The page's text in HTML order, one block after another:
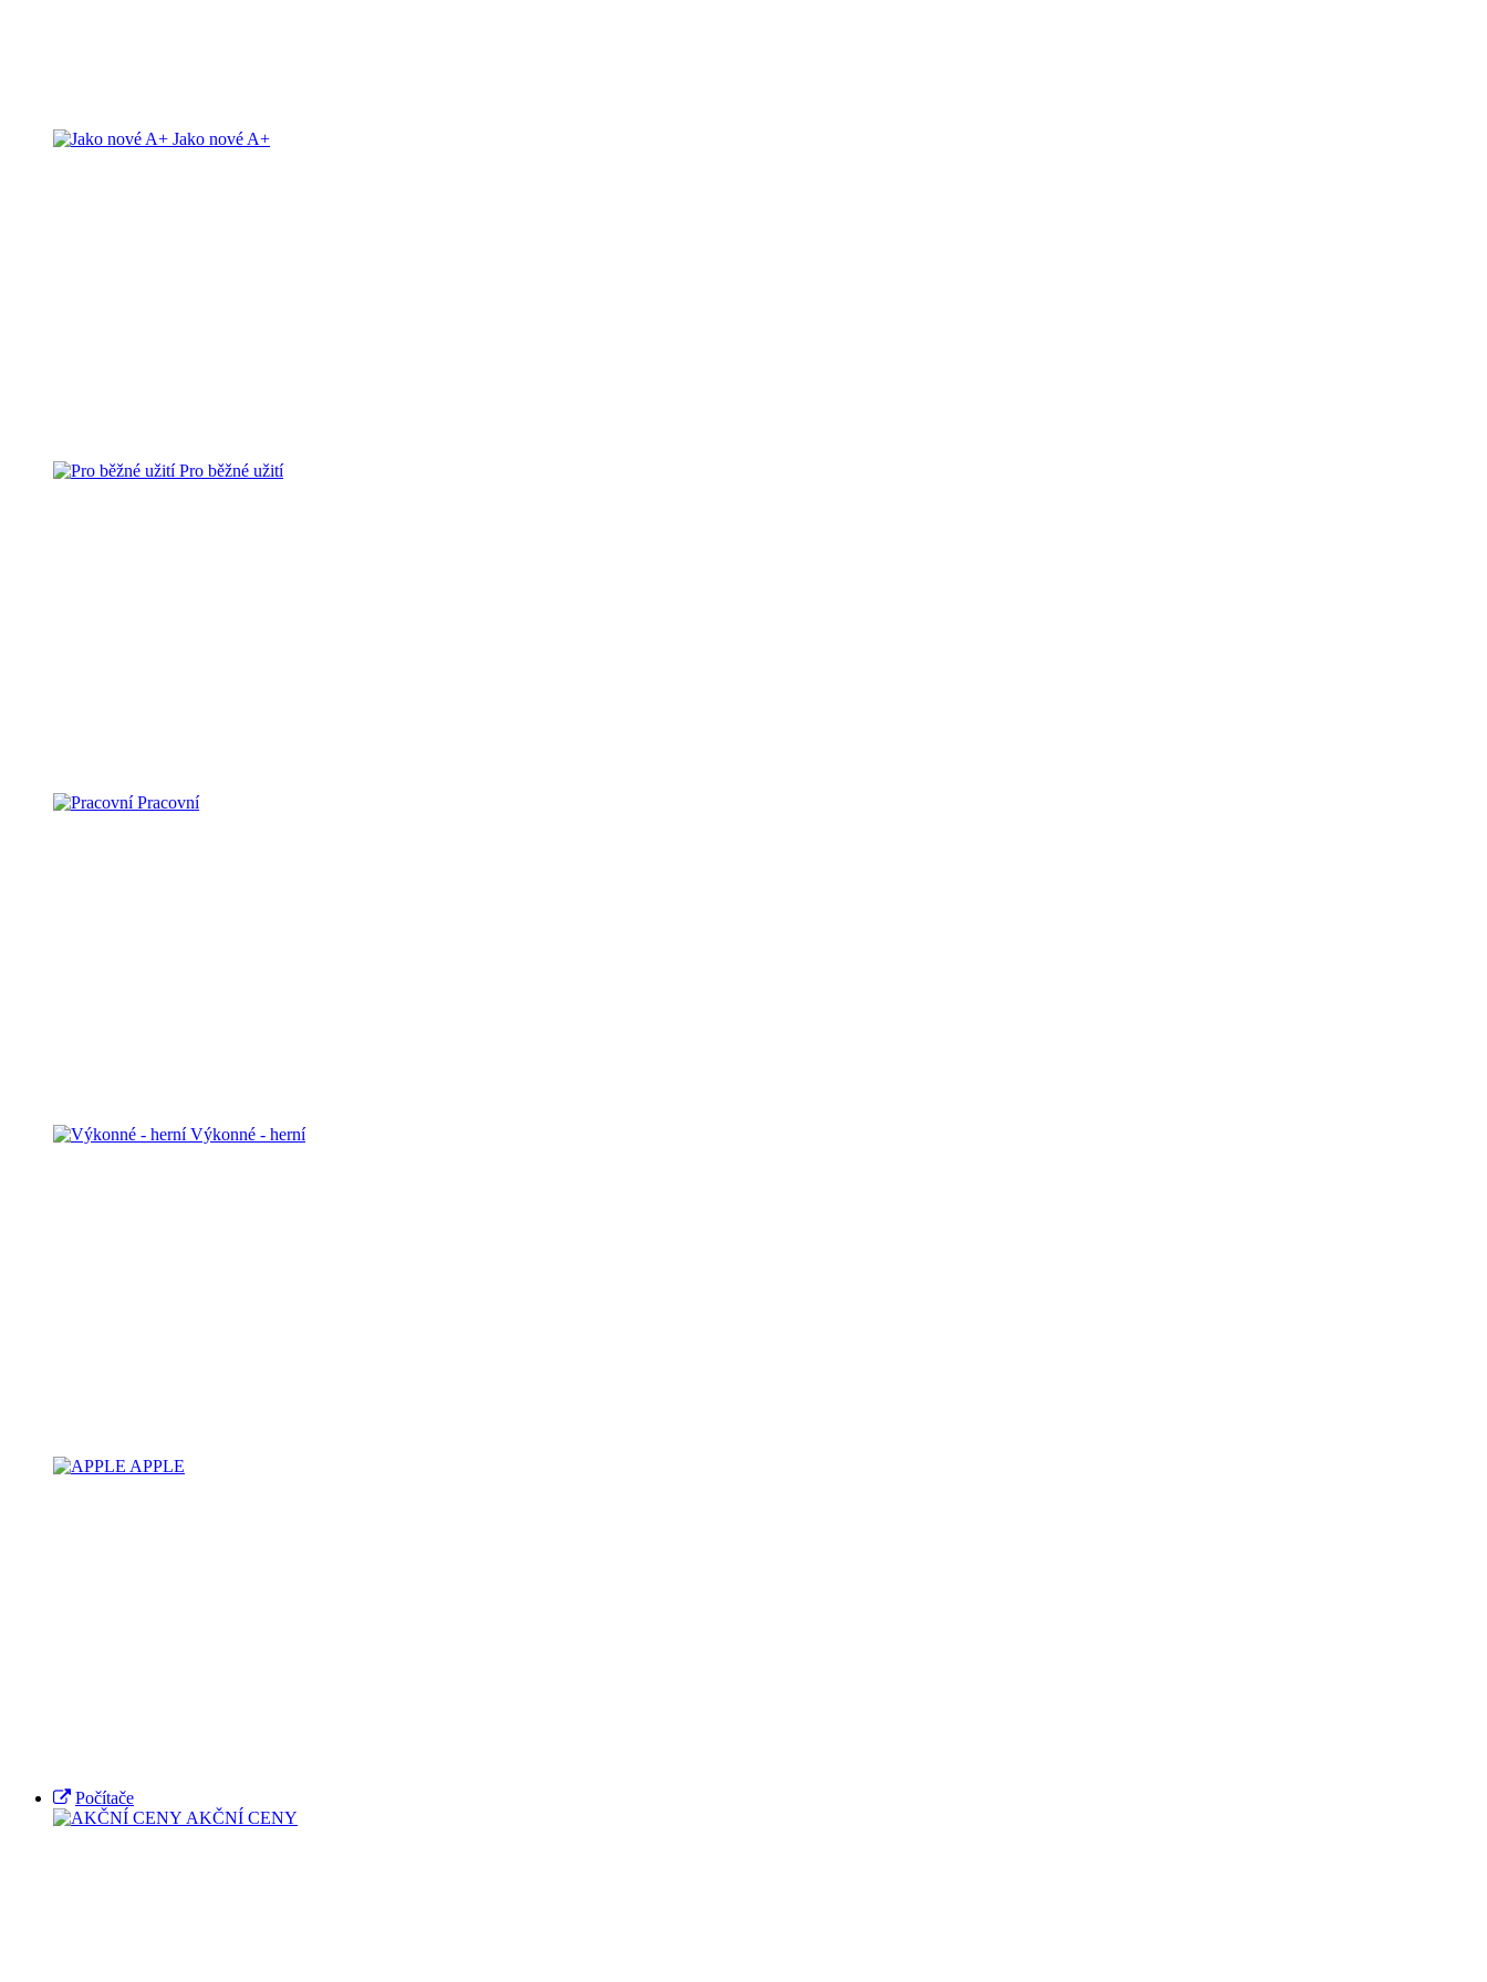
Jako nové A+
Pro běžné užití
Pracovní
Výkonné - herní
APPLE
Počítače
AKČNÍ CENY